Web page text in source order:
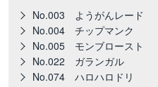
No.003 ようがんレード
No.004 チップマンク
No.005 モンブロースト
No.022 ガランガル
No.074 ハロハロドリ